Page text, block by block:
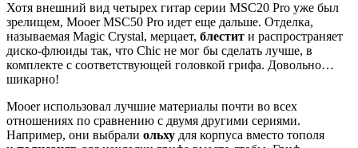
Хотя внешний вид четырех гитар серии MSC20 Pro уже был
зрелищем, Mooer MSC50 Pro идет еще дальше. Отделка,
называемая Magic Crystal, мерцает, блестит и распространяет
диско-флюиды так, что Chic не мог бы сделать лучше, в
комплекте с соответствующей головкой грифа. Довольно…
шикарно!
Mooer использовал лучшие материалы почти во всех
отношениях по сравнению с двумя другими сериями.
Например, они выбрали ольху для корпуса вместо тополя